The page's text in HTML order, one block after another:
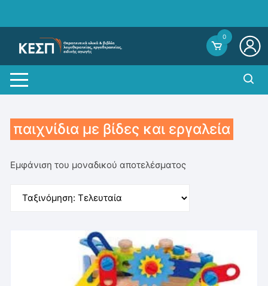
0
παιχνίδια με βίδες και εργαλεία
Εμφάνιση του μοναδικού αποτελέσματος